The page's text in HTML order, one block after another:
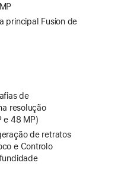
principal Fusion de
de
resolução
e 48 MP)
de retratos
e Controlo